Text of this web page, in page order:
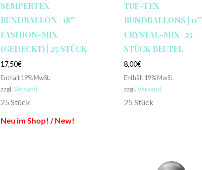
SEMPERTEX
RUNDBALLON | 18″
FASHION-MIX
(GEDECKT) | 25 STÜCK
17,50€
Enthält 19% MwSt.
zzgl.Versand
25 Stück
Neu im Shop! / New!
TUF-TEX
RUNDBALLONS | 11″
CRYSTAL-MIX | 25
STÜCK BEUTEL
8,00€
Enthält 19% MwSt.
zzgl.Versand
25 Stück